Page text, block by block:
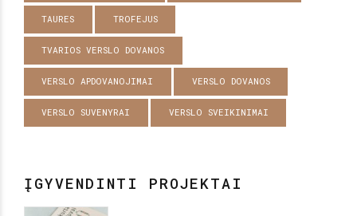
TAURES TROFEJUS
TVARIOS VERSLO DOVANOS
VERSLO APDOVANOJIMAI VERSLO DOVANOS
VERSLO SUVENYRAI VERSLO SVEIKINIMAI
ĮGYVENDINTI PROJEKTAI